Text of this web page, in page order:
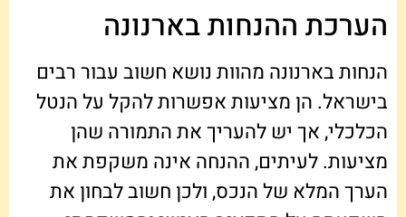
הערכת ההנחות בארנונה
הנחות בארנונה מהוות נושא חשוב עבור רבים
בישראל. הן מציעות אפשרות להקל על הנטל
הכלכלי, אך יש להעריך את התמורה שהן
מציעות. לעיתים, ההנחה אינה משקפת את
הערך המלא של הנכס, ולכן חשוב לבחון את